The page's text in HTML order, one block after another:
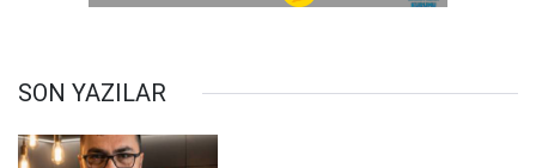
SON YAZILAR